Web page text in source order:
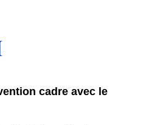
cadre avec le